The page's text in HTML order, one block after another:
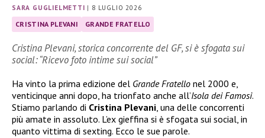
SARA GUGLIELMETTI | 8 LUGLIO 2026
CRISTINA PLEVANI GRANDE FRATELLO
Cristina Plevani, storica concorrente del GF, si è sfogata sui
social: “Ricevo foto intime sui social”
Ha vinto la prima edizione del Grande Fratello nel 2000 e,
venticinque anni dopo, ha trionfato anche all’Isola dei Famosi.
Stiamo parlando di Cristina Plevani, una delle concorrenti
più amate in assoluto. L’ex gieffina si è sfogata sui social, in
quanto vittima di sexting. Ecco le sue parole.